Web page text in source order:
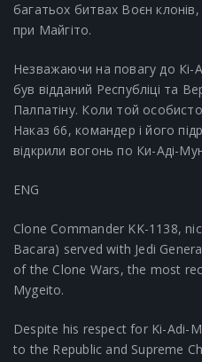
багатьох битвах Воєн
при Майгіто.
Незважаючи на повагу до Кі-
був відданий Республіці та
Палпатіну. Коли той
Наказ 66, командер і його
відкрили вогонь по Ки-Аді-
ENG
Clone Commander KK-1138,
Bacara) served with Jedi
of the Clone Wars, the most
Mygeito.
Despite his respect for Ki-Adi-
to the Republic and Supreme